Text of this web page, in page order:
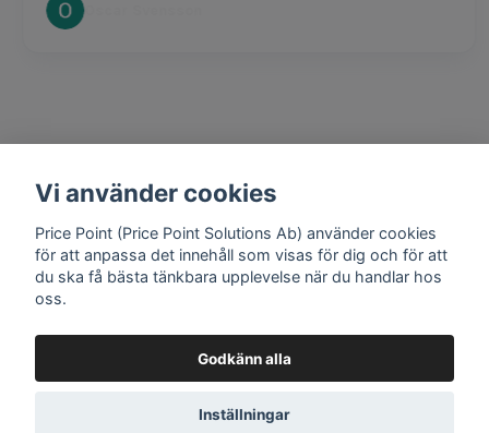
Oscar Svensson
1 year ago
Mathias Johansson
Google review widgetby
Vi använder cookies
Price Point (Price Point Solutions Ab) använder cookies
för att anpassa det innehåll som visas för dig och för att
du ska få bästa tänkbara upplevelse när du handlar hos
oss.
Godkänn alla
Inställningar